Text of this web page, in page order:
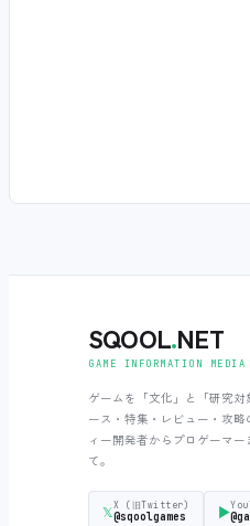
SQOOL.NET
GAME INFORMATION
ゲームを「文化」と「研究
ース・特集・レビュー・攻
ィー開発者からプロゲーマ
て。
𝕏X (旧Twitter)
@sqoolgames ▶